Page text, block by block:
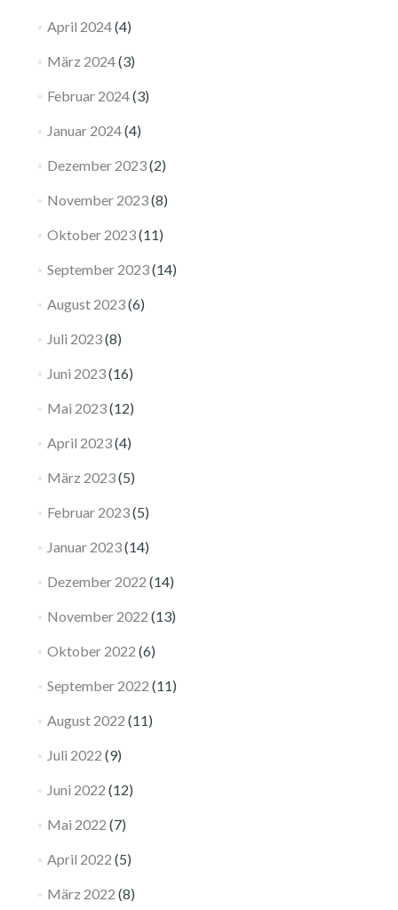
April 2024(4)
März 2024(3)
Februar 2024(3)
Januar 2024(4)
Dezember 2023(2)
November 2023(8)
Oktober 2023(11)
September 2023(14)
August 2023(6)
Juli 2023(8)
Juni 2023(16)
Mai 2023(12)
April 2023(4)
März 2023(5)
Februar 2023(5)
Januar 2023(14)
Dezember 2022 (14)
November 2022 (13)
Oktober 2022 (6)
September 2022 (11)
August 2022 (11)
Juli 2022 (9)
Juni 2022 (12)
Mai 2022 (7)
April 2022 (5)
März 2022 (8)